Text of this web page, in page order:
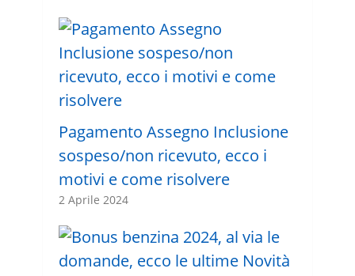
Pagamento Assegno Inclusione
sospeso/non ricevuto, ecco i
motivi e come risolvere
2 Aprile 2024